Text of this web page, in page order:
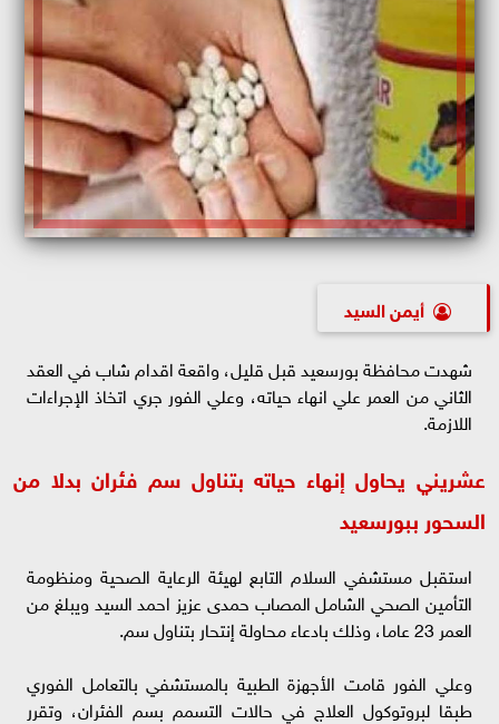
أيمن السيد
شهدت محافظة بورسعيد قبل قليل، واقعة اقدام شاب في العقد
الثاني من العمر علي انهاء حياته، وعلي الفور جري اتخاذ الإجراءات
اللازمة.
عشريني يحاول إنهاء حياته بتناول سم فئران بدلا من
السحور ببورسعيد
استقبل مستشفي السلام التابع لهيئة الرعاية الصحية ومنظومة
التأمين الصحي الشامل المصاب حمدى عزيز احمد السيد ويبلغ من
العمر 23 عاما، وذلك بادعاء محاولة إنتحار بتناول سم.
وعلي الفور قامت الأجهزة الطبية بالمستشفي بالتعامل الفوري
طبقا لبروتوكول العلاج في حالات التسمم بسم الفئران، وتقرر